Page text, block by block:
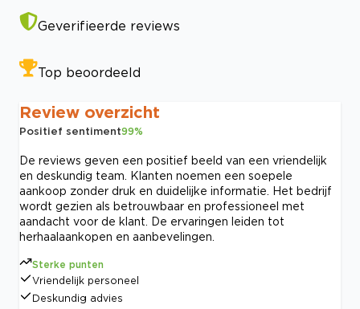
Geverifieerde reviews
Top beoordeeld
Review overzicht
Positief sentiment99%
De reviews geven een positief beeld van een vriendelijk
en deskundig team. Klanten noemen een soepele
aankoop zonder druk en duidelijke informatie. Het bedrijf
wordt gezien als betrouwbaar en professioneel met
aandacht voor de klant. De ervaringen leiden tot
herhaalaankopen en aanbevelingen.
Sterke punten
Vriendelijk personeel
Deskundig advies